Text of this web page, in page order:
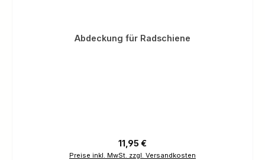
Abdeckung für Radschiene
Regulärer Preis:
11,95 €
Preise inkl. MwSt. zzgl. Versandkosten